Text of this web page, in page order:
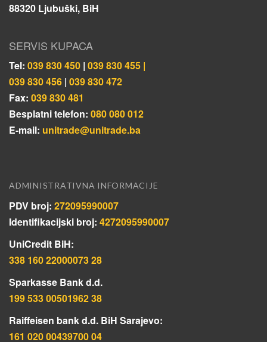
88320 Ljubuški, BiH
SERVIS KUPACA
Tel: 039 830 450 | 039 830 455 |
039 830 456 | 039 830 472
Fax: 039 830 481
Besplatni telefon: 080 080 012
E-mail: unitrade@unitrade.ba
ADMINISTRATIVNA INFORMACIJE
PDV broj: 272095990007
Identifikacijski broj: 4272095990007
UniCredit BiH:
338 160 22000073 28
Sparkasse Bank d.d.
199 533 00501962 38
Raiffeisen bank d.d. BiH Sarajevo:
161 020 00439700 04